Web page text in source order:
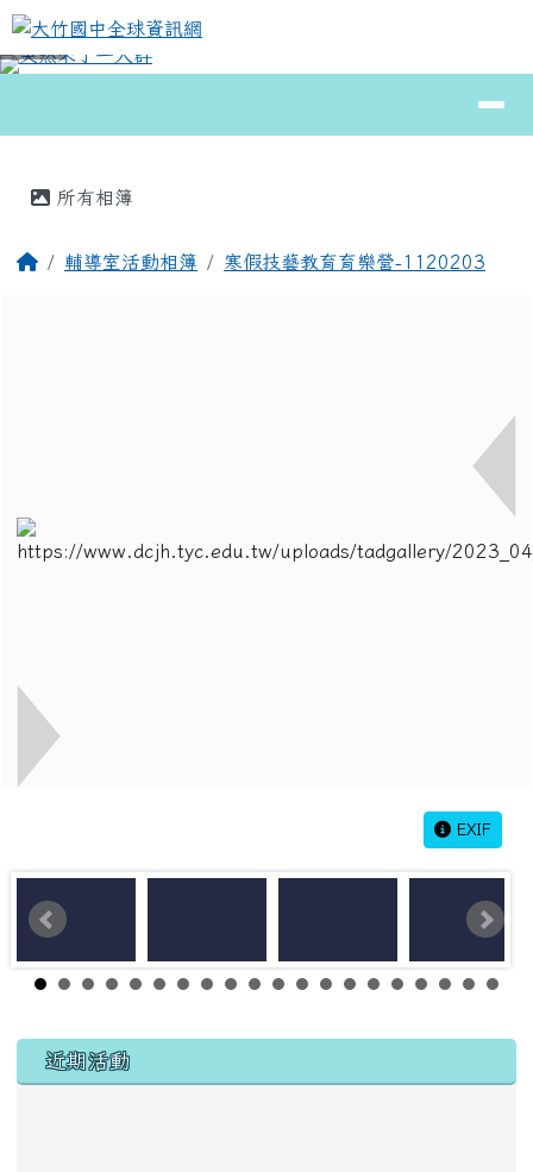
跳至主內容區
大竹國中全球資訊網
⏸
所有相簿
回首頁輔導室活動相簿 寒假技藝教育育樂營-1120203
EXIF
左邊區域內容
近期活動